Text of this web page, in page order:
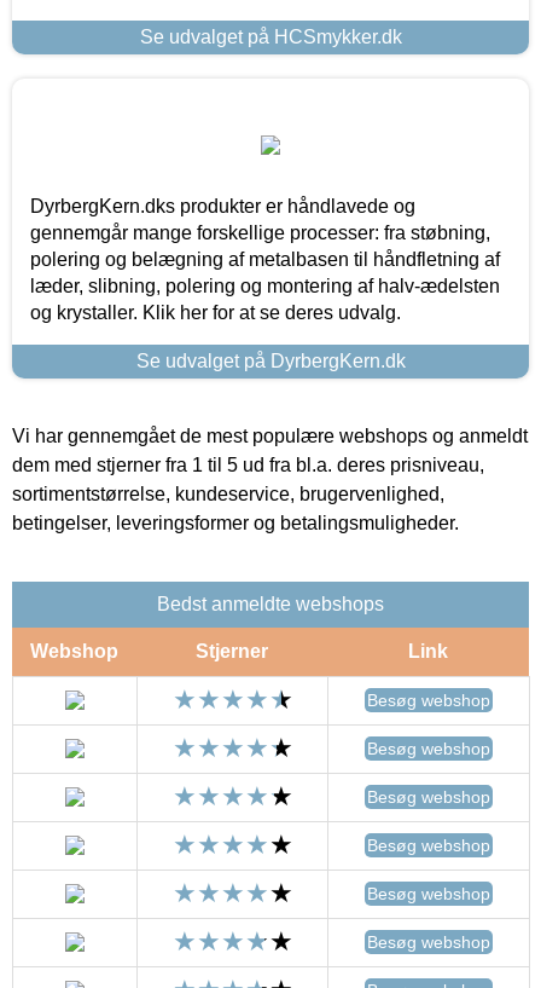
Se udvalget på HCSmykker.dk
DyrbergKern.dks produkter er håndlavede og
gennemgår mange forskellige processer: fra støbning,
polering og belægning af metalbasen til håndfletning af
læder, slibning, polering og montering af halv-ædelsten
og krystaller. Klik her for at se deres udvalg.
Se udvalget på DyrbergKern.dk
Vi har gennemgået de mest populære webshops og anmeldt
dem med stjerner fra 1 til 5 ud fra bl.a. deres prisniveau,
sortimentstørrelse, kundeservice, brugervenlighed,
betingelser, leveringsformer og betalingsmuligheder.
Bedst anmeldte webshops
Webshop Stjerner Link
Besøg webshop
Besøg webshop
Besøg webshop
Besøg webshop
Besøg webshop
Besøg webshop